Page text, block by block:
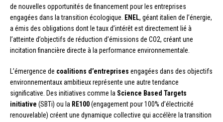
de nouvelles opportunités de financement pour les entreprises
engagées dans la transition écologique.
ENEL, géant italien de l’énergie,
a émis des obligations dont le taux d’intérêt est directement lié à
l’atteinte d’objectifs de réduction d’émissions de CO2, créant une
incitation financière directe à la performance environnementale.
L’émergence de coalitions d’entreprises engagées dans des objectifs
environnementaux ambitieux représente une autre tendance
significative. Des initiatives comme la Science Based Targets
initiative (SBTi) ou la RE100(engagement pour 100% d’électricité
renouvelable) créent une dynamique collective qui accélère la transition